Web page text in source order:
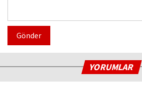
Gönder
YORUMLAR